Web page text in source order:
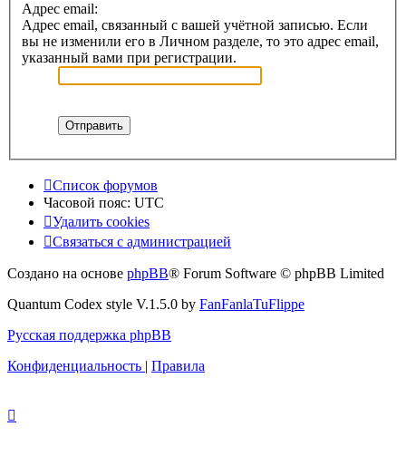
Адрес email:
Адрес email, связанный с вашей учётной записью. Если
вы не изменили его в Личном разделе, то это адрес email,
указанный вами при регистрации.
Список форумов
Часовой пояс: UTC
Удалить cookies
Связаться с администрацией
Создано на основе phpBB® Forum Software © phpBB Limited
Quantum Codex style V.1.5.0 by FanFanlaTuFlippe
Русская поддержка phpBB
Конфиденциальность | Правила